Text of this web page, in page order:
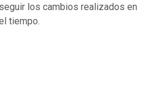
los cambios realizados en
tiempo.